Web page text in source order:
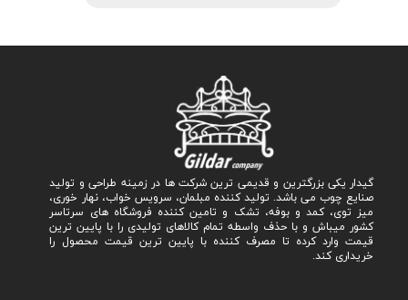
گیدار یکی بزرگترین و قدیمی ترین شرکت ها در زمینه طراحی و تولید
صنایع چوب می باشد. تولید کننده مبلمان، سرویس خواب، نهار خوری،
میز توی، کمد و بوفه، تشک و تامین کننده فروشگاه های سرتاسر
کشور میباش و با حذف واسطه تمام کالاهای تولیدی را با پایین ترین
قیمت وارد کرده تا مصرف کننده با پایین ترین قیمت محصول را
خریداری کند.